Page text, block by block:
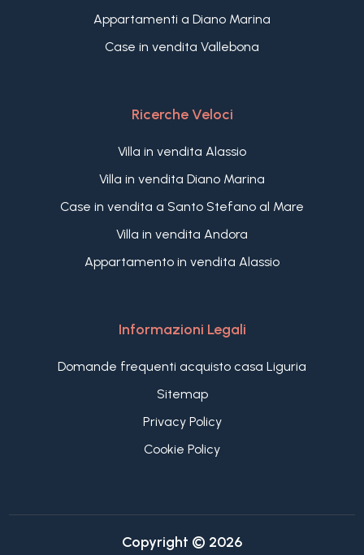
Appartamenti a Diano Marina
Case in vendita Vallebona
Ricerche Veloci
Villa in vendita Alassio
Villa in vendita Diano Marina
Case in vendita a Santo Stefano al Mare
Villa in vendita Andora
Appartamento in vendita Alassio
Informazioni Legali
Domande frequenti acquisto casa Liguria
Sitemap
Privacy Policy
Cookie Policy
Copyright © 2026